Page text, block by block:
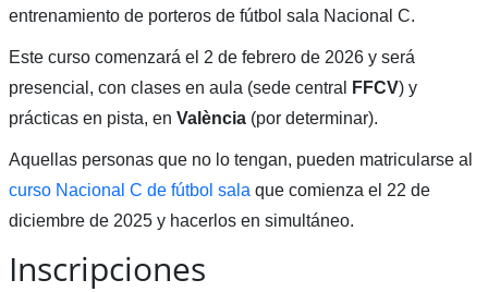
entrenamiento de porteros de fútbol sala Nacional C.
Este curso comenzará el 2 de febrero de 2026 y será
presencial, con clases en aula (sede central
FFCV) y
prácticas en pista, en València(por determinar).
Aquellas personas que no lo tengan, pueden matricularse al
curso Nacional C de fútbol sala que comienza el 22 de
diciembre de 2025 y hacerlos en simultáneo.
Inscripciones